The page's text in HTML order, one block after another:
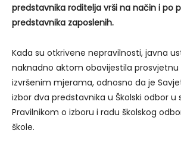
predstavnika roditelja vrši na način i po
predstavnika zaposlenih.
Kada su otkrivene nepravilnosti, javna
naknadno aktom obavijestila prosvjetnu
izvršenim mjerama, odnosno da je
izbor dva predstavnika u Školski odbor u
Pravilnikom o izboru i radu školskog
škole.